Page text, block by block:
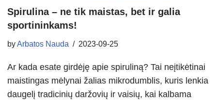
Spirulina – ne tik maistas, bet ir galia
sportininkams!
byArbatos Nauda 2023-09-25
Ar kada esate girdėję apie spiruliną? Tai neįtikėtinai
maistingas mėlynai žalias mikrodumblis, kuris lenkia
daugelį tradicinių daržovių ir vaisių, kai kalbama